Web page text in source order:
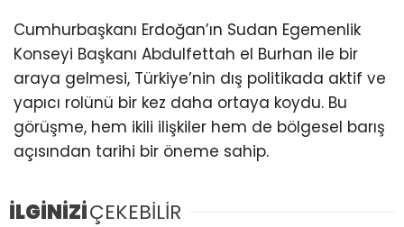
Cumhurbaşkanı Erdoğan’ın Sudan Egemenlik
Konseyi Başkanı Abdulfettah el Burhan ile bir
araya gelmesi, Türkiye’nin dış politikada aktif ve
yapıcı rolünü bir kez daha ortaya koydu. Bu
görüşme, hem ikili ilişkiler hem de bölgesel barış
açısından tarihi bir öneme sahip.
İLGİNİZİÇEKEBİLİR